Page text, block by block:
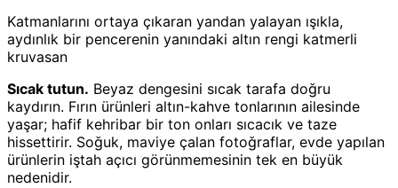
Katmanlarını ortaya çıkaran yandan yalayan ışıkla,
aydınlık bir pencerenin yanındaki altın rengi katmerli
kruvasan
Sıcak tutun. Beyaz dengesini sıcak tarafa doğru
kaydırın. Fırın ürünleri altın-kahve tonlarının ailesinde
yaşar; hafif kehribar bir ton onları sıcacık ve taze
hissettirir. Soğuk, maviye çalan fotoğraflar, evde yapılan
ürünlerin iştah açıcı görünmemesinin tek en büyük
nedenidir.